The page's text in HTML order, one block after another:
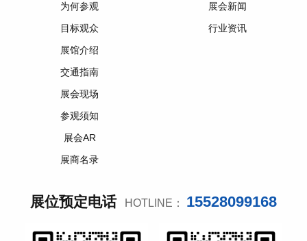
为何参观
目标观众
展馆介绍
交通指南
展会现场
参观须知
展会AR
展商名录
展会新闻
行业资讯
展位预定电话 HOTLINE： 15528099168